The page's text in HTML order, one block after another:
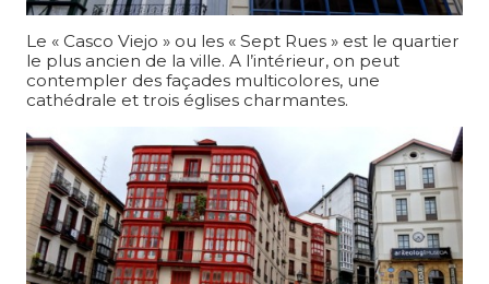
Le « Casco Viejo » ou les « Sept Rues » est le quartier
le plus ancien de la ville. A l’intérieur, on peut
contempler des façades multicolores, une
cathédrale et trois églises charmantes.